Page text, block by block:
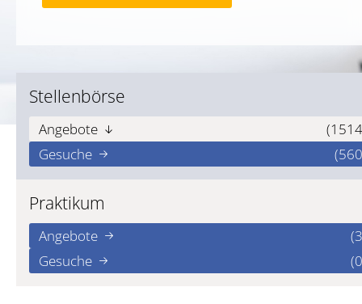
Stellenbörse
Angebote
Gesuche
Praktikum
Angebote
Gesuche